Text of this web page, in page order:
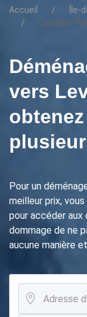
Accueil Île-
Levallois-
vers
Pour un
meilleur prix,
pour accéder
dommage de ne
aucune manière